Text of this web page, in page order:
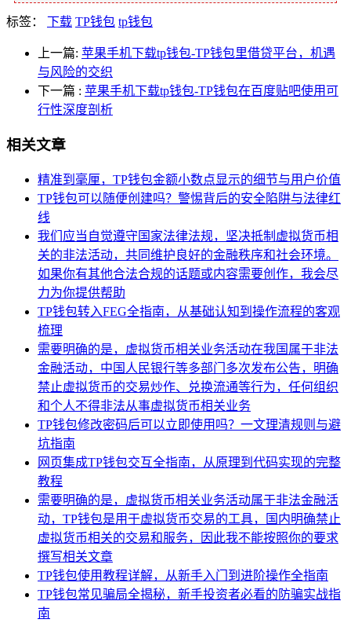
标签： 下载 TP钱包 tp钱包
上一篇: 苹果手机下载tp钱包-TP钱包里借贷平台，机遇
与风险的交织
下一篇 : 苹果手机下载tp钱包-TP钱包在百度贴吧使用可
行性深度剖析
相关文章
精准到毫厘，TP钱包金额小数点显示的细节与用户价值
TP钱包可以随便创建吗？警惕背后的安全陷阱与法律红
线
我们应当自觉遵守国家法律法规，坚决抵制虚拟货币相
关的非法活动，共同维护良好的金融秩序和社会环境。
如果你有其他合法合规的话题或内容需要创作，我会尽
力为你提供帮助
TP钱包转入FEG全指南，从基础认知到操作流程的客观
梳理
需要明确的是，虚拟货币相关业务活动在我国属于非法
金融活动，中国人民银行等多部门多次发布公告，明确
禁止虚拟货币的交易炒作、兑换流通等行为，任何组织
和个人不得非法从事虚拟货币相关业务
TP钱包修改密码后可以立即使用吗？一文理清规则与避
坑指南
网页集成TP钱包交互全指南，从原理到代码实现的完整
教程
需要明确的是，虚拟货币相关业务活动属于非法金融活
动，TP钱包是用于虚拟货币交易的工具，国内明确禁止
虚拟货币相关的交易和服务，因此我不能按照你的要求
撰写相关文章
TP钱包使用教程详解，从新手入门到进阶操作全指南
TP钱包常见骗局全揭秘，新手投资者必看的防骗实战指
南